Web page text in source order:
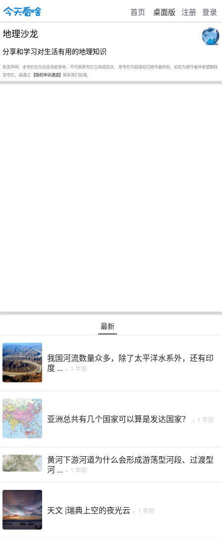
首页 桌面版 注册 登录
地理沙龙
分享和学习对生活有用的地理知识
免责声明：本专栏仅为信息导航参考，不代表原专栏立场或观点。 原专栏内容版权归原作者所有，如您为原作者并希望删除
该专栏，请通过 【版权申诉通道】 联系我们处理。
最新
我国河流数量众多，除了太平洋水系外，还有印
度 ... · 1 年前
亚洲总共有几个国家可以算是发达国家？ · 1 年前
黄河下游河道为什么会形成游荡型河段、过渡型
河 ... · 1 年前
天文 |瑞典上空的夜光云 · 1 年前